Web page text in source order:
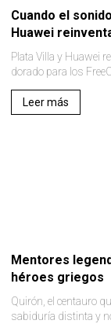
Cuando el
Huawei
Plata Villa y Huawei
dorado para los
Leer más
Mentores
héroes griegos
Quirón, el centauro
sabiduría distinta y